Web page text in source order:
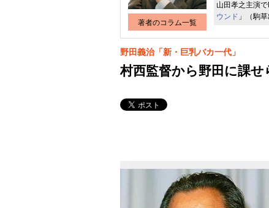
著者のコラム一覧
山田孝之主演
ウンド 」（駒
野田義治「新・巨乳バカ一代」
村西監督から野田に課